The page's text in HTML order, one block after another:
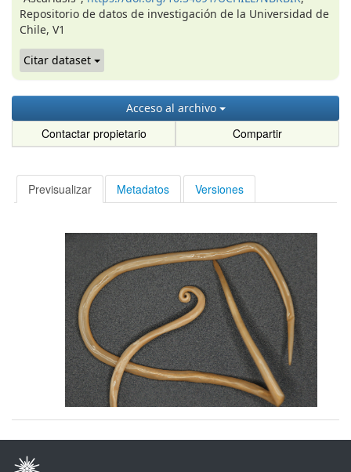
Repositorio de datos de investigación de la Universidad de
Chile, V1
Citar dataset
Acceso al archivo
Contactar propietario Compartir
Previsualizar Metadatos Versiones